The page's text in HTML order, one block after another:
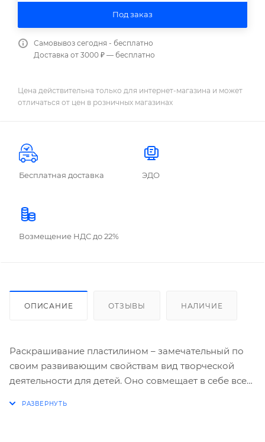
Под заказ
Самовывоз сегодня - бесплатно
Доставка от 3000 ₽ — бесплатно
Цена действительна только для интернет-магазина и может
отличаться от цен в розничных магазинах
Бесплатная доставка ЭДО
Возмещение НДС до 22%
ОПИСАНИЕ ОТЗЫВЫ НАЛИЧИЕ
Раскрашивание пластилином – замечательный по
своим развивающим свойствам вид творческой
деятельности для детей. Оно совмещает в себе все